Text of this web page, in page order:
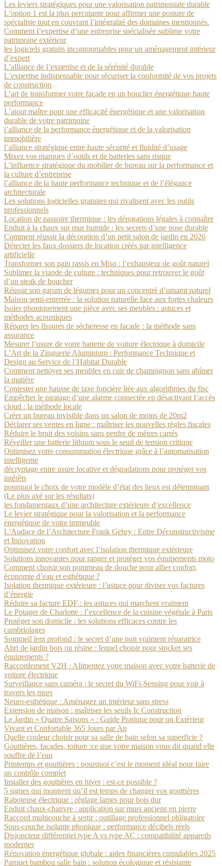
Les leviers stratégiques pour une valorisation patrimoniale durable
L’option 1 est la plus percutante pour affirmer une posture de
spécialiste tout en couvrant l’intégralité des domaines mentionnés.
Comment l’expertise d’une entreprise spécialisée sublime votre
patrimoine extérieur
les logiciels gratuits incontournables pour un aménagement intérieur
d’expert
L’alliance de l’expertise et de la sérénité durable
L’expertise indispensable pour sécuriser la conformité de vos projets
de construction
L’art de transformer votre façade en un bouclier énergétique haute
performance
L’atout maître pour une efficacité énergétique et une valorisation
durable de votre patrimoine
l’alliance de la performance énergétique et de la valorisation
immobilière
l’alliance stratégique entre haute sécurité et fluidité d’usage
Mixez vos marques d’outils et de batteries sans risque
L’influence stratégique du mobilier de bureau sur la performance et
la culture d’entreprise
l’alliance de la haute performance technique et de l’élégance
architecturale
Les solutions logicielles gratuites qui rivalisent avec les outils
professionnels
Location de passoire thermique : les dérogations légales à connaître
Enduit à la chaux sur mur humide : les secrets d’une pose durable
Comment réussir la décoration d’un petit salon de jardin en 2026
Détecter les faux dossiers de location créés par intelligence
artificielle
Transformer son pain rassis en Miso : l’exhausteur de goût naturel
Sublimer la viande de culture : techniques pour retrouver le goût
d’un steak de boucher
Réussir son garum de légumes pour un concentré d’umami naturel
Maison semi-enterrée : la solution naturelle face aux fortes chaleurs
Isoler phoniquement une pièce avec ses meubles : astuces et
méthodes acoustiques
Réparer les fissures de sécheresse en façade : la méthode sans
assurance
Mesurer l’usure de votre batterie de voiture électrique à domicile
L’Art de la Zinguerie Aluminium : Performance Technique et
Design au Service de l’Habitat Durable
Comment nettoyer ses meubles en cuir de champignon sans abîmer
la matière
Contester une hausse de taxe foncière liée aux algorithmes du fisc
Empêcher le piratage d’une alarme connectée en désactivant l’accès
cloud : la méthode locale
Créer un bureau invisible dans un salon de moins de 20m2
Déclarer ses ventes en ligne : maîtriser les nouvelles règles fiscales
Réduire le bruit des voisins sans perdre de mètres carrés
Réveiller une batterie lithium sous le seuil de tension critique
Optimisez votre consommation électrique grâce à l’automatisation
intelligente
décryptage entre usure locative et dégradations pour protéger vos
intérêts
pourquoi le choix de votre modèle d’état des lieux est déterminant
(Le plus axé sur les résultats)
les fondamentaux d’une architecture extérieure d’excellence
Le levier stratégique pour la valorisation et la performance
énergétique de votre immeuble
L’Audace de l’Architecture Frank Gehry : Entre Déconstructivisme
et Innovation
Optimisez votre confort avec l’isolation thermique extérieure
Solutions innovantes pour ranger et protéger vos équipements moto
Comment choisir son pommeau de douche pour allier confort,
économie d’eau et esthétique ?
Isolation thermique extérieure : l’astuce pour diviser vos factures
d’énergie
Réduire sa facture EDF : les astuces qui marchent vraiment
Le Potager de Charlotte : l’excellence de la cuisine végétale à Paris
Protéger son domicile : les solutions efficaces contre les
cambriolages
Sommeil lent profond : le secret d’une nuit vraiment réparatrice
Abri de jardin bois ou résine : lequel choisir pour stocker ses
équipements ?
Raccordement V2H : Alimentez votre maison avec votre batterie de
voiture électrique
Surveillance sans caméra : le secret du WiFi-Sensing pour voir à
travers les murs
Neuro-esthétique : Aménagez un intérieur sans stress
Extension de maison : maîtriser les seuils Ic Construction
Le Jardin « Quatre Saisons » : Guide Pratique pour un Extérieur
Vivant et Confortable 365 Jours par An
Quelle couleur choisir pour sa salle de bain selon sa superficie ?
Gouttières, façades, toiture :ce que votre maison vous dit quand elle
souffre de l’eau
Printemps et gouttières : pourquoi c’est le moment idéal pour faire
un contrôle complet
Installer des gouttières en hiver : est-ce possible ?
5 signes qui montrent qu’il est temps de changer vos gouttières
Raboteuse électrique : réglage lames pour bois dur
Enduit chaux-chanvre : application sur murs anciens en pierre
Raccord multicouche à sertir : outillage professionnel obligatoire
Sous-couche isolante phonique : performance décibels réels
Disjoncteur différentiel type A vs type AC : compatibilité appareils
modernes
Rénovation énergétique globale : aides financières cumulables 2025
Parquet bambou salle bain : solution écologique et résistante